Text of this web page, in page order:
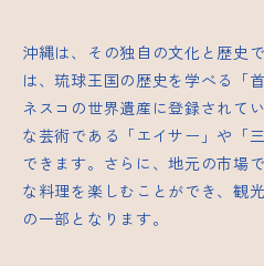
沖縄は、その独自の文化と歴史
は、琉球王国の歴史を学べる「
ネスコの世界遺産 に登録されて
な芸術である「エイサー」や「
できます。さらに、地元の市場
な料理を楽しむことができ、観
の一部となります。